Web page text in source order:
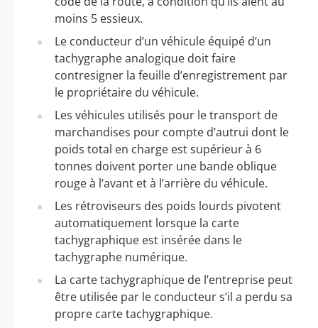
moins 5 essieux.
Le conducteur d’un véhicule équipé d’un
tachygraphe analogique doit faire
contresigner la feuille d’enregistrement par
le propriétaire du véhicule.
Les véhicules utilisés pour le transport de
marchandises pour compte d’autrui dont le
poids total en charge est supérieur à 6
tonnes doivent porter une bande oblique
rouge à l’avant et à l’arrière du véhicule.
Les rétroviseurs des poids lourds pivotent
automatiquement lorsque la carte
tachygraphique est insérée dans le
tachygraphe numérique.
La carte tachygraphique de l’entreprise peut
être utilisée par le conducteur s’il a perdu sa
propre carte tachygraphique.